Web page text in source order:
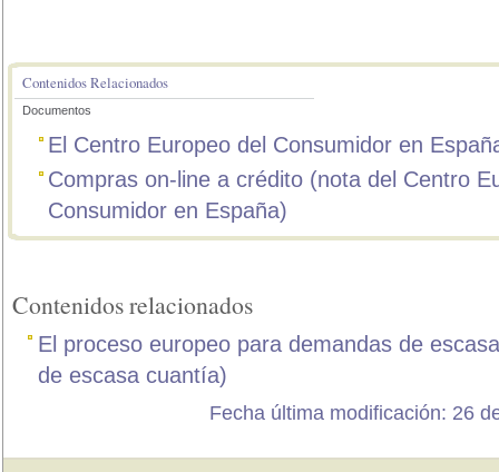
Contenidos Relacionados
Documentos
El Centro Europeo del Consumidor en
Compras on-line a crédito (nota del Centro
Consumidor en España)
Contenidos relacionados
El proceso europeo para demandas de
de escasa cuantía)
Fecha última modificación: 26